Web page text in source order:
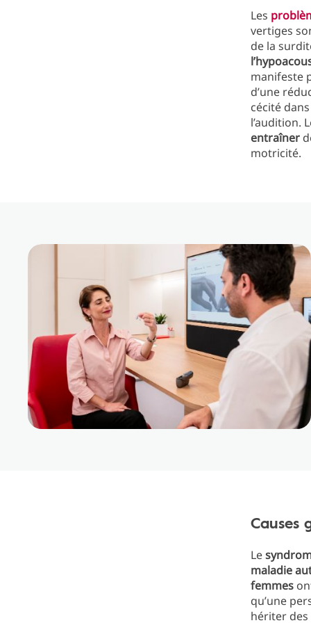
Les
vertiges
de la
manifeste
d’une
cécité
l’audition.
entraîner
motricité.
Causes
Le
maladie
femmes
qu’une
hériter des